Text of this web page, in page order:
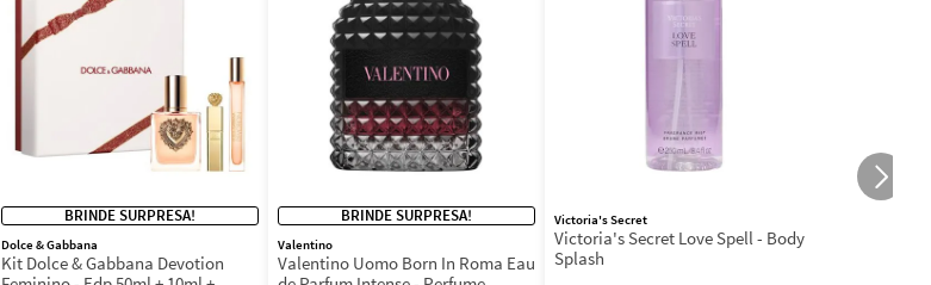
BRINDE SURPRESA!
Dolce & Gabbana
Kit Dolce & Gabbana Devotion
BRINDE SURPRESA!
Valentino
Valentino Uomo Born In Roma Eau
Victoria's Secret
Victoria's Secret Love Spell - Body
Splash